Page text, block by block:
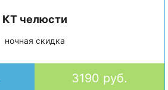
КТ челюсти
ночная скидка
3190 руб.